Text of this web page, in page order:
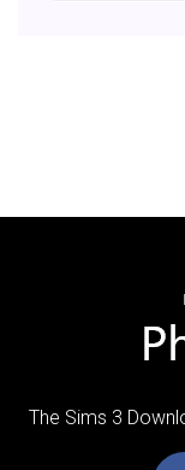
The Sims 3